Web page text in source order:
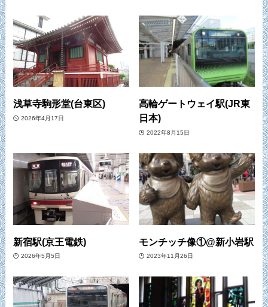
浅草寺駒形堂(台東区)
2026年4月17日
高輪ゲートウェイ駅(JR東
日本)
2022年8月15日
新宿駅(京王電鉄)
2026年5月5日
モンチッチ像①@新小岩駅
2023年11月26日